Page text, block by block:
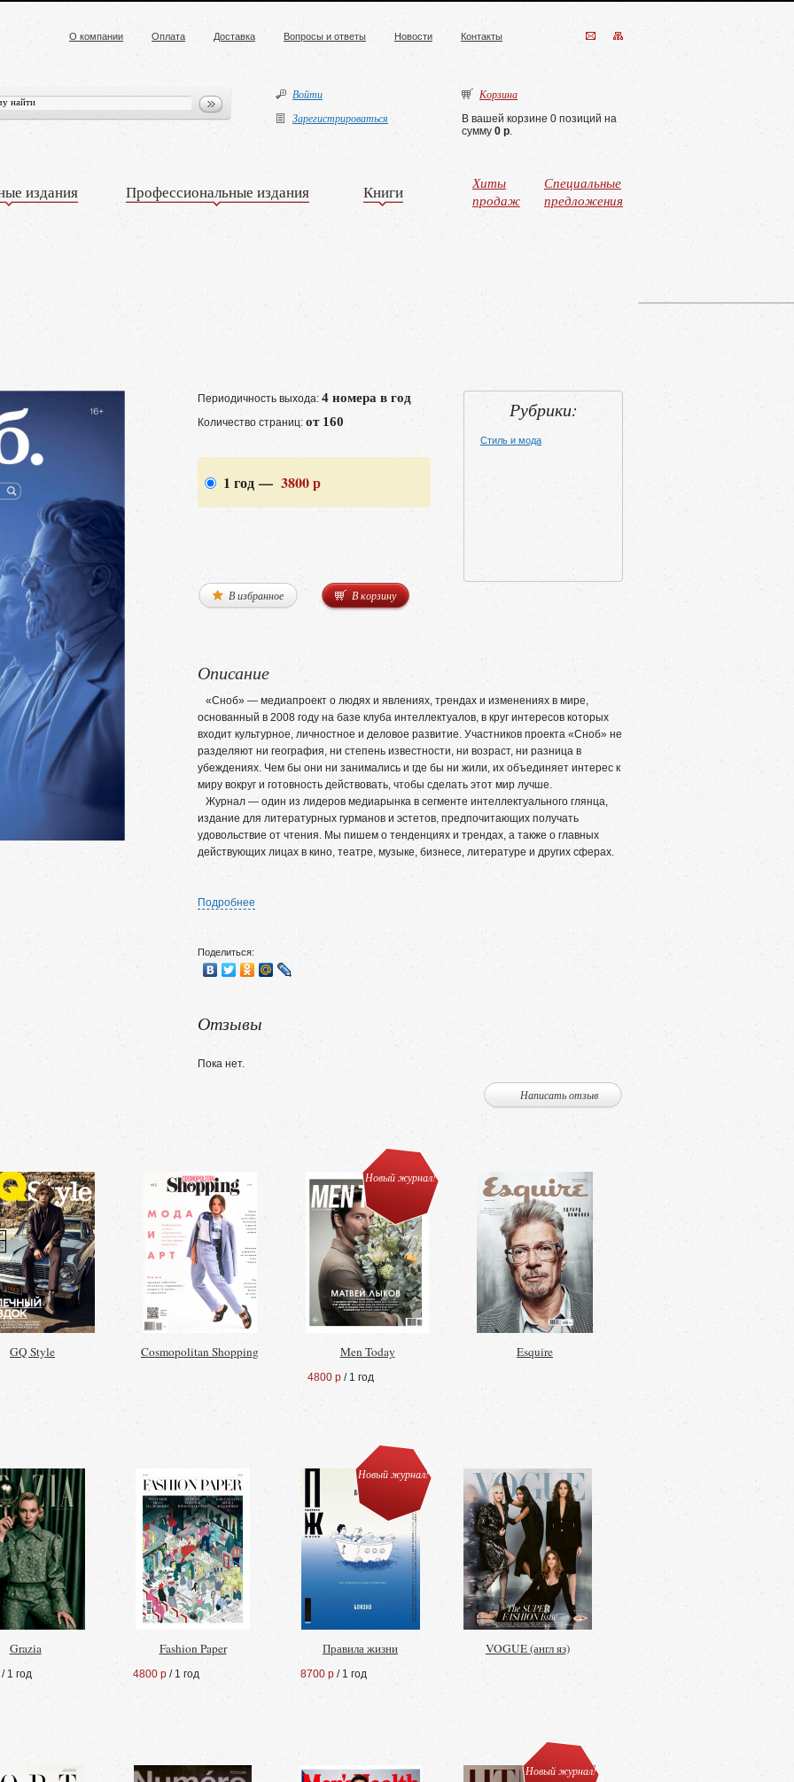
О компании Оплата Доставка Вопросы и ответы Новости Контакты
Войти
Зарегистрироваться
Корзина
В вашей корзине 0 позиций на
сумму 0 р.
издания Профессиональные издания Книги
Хиты
продаж
Специальные
предложения
Периодичность выхода: 4 номера в год
Количество страниц: от 160
1 год — 3800 р
Рубрики:
Стиль и мода
В избранное В корзину
Описание
«Сноб» — медиапроект о людях и явлениях, трендах и изменениях в мире,
основанный в 2008 году на базе клуба интеллектуалов, в круг интересов которых
входит культурное, личностное и деловое развитие. Участников проекта «Сноб» не
разделяют ни география, ни степень известности, ни возраст, ни разница в
убеждениях. Чем бы они ни занимались и где бы ни жили, их объединяет интерес к
миру вокруг и готовность действовать, чтобы сделать этот мир лучше.
Журнал — один из лидеров медиарынка в сегменте интеллектуального глянца,
издание для литературных гурманов и эстетов, предпочитающих получать
удовольствие от чтения. Мы пишем о тенденциях и трендах, а также о главных
действующих лицах в кино, театре, музыке, бизнесе, литературе и других сферах.
Подробнее
Поделиться:
Отзывы
Пока нет.
Написать отзыв
GQ Style Cosmopolitan Shopping
Новый журнал!
Men Today
4800 р / 1 год
Esquire
Grazia
/ 1 год
Fashion Paper
4800 р / 1 год
Новый журнал!
Правила жизни
8700 р / 1 год
VOGUE (англ яз)
Новый журнал!